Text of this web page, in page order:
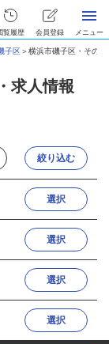
覧履歴 会員登録 メニュー
子区＞横浜市磯子区・その
求人情報
絞り込む
選択
選択
選択
選択